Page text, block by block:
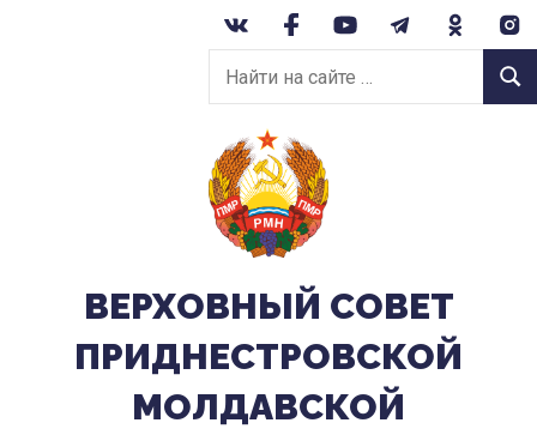
Найти
на
сайте:
ВЕРХОВНЫЙ CОВЕТ
ПРИДНЕСТРОВСКОЙ
МОЛДАВСКОЙ